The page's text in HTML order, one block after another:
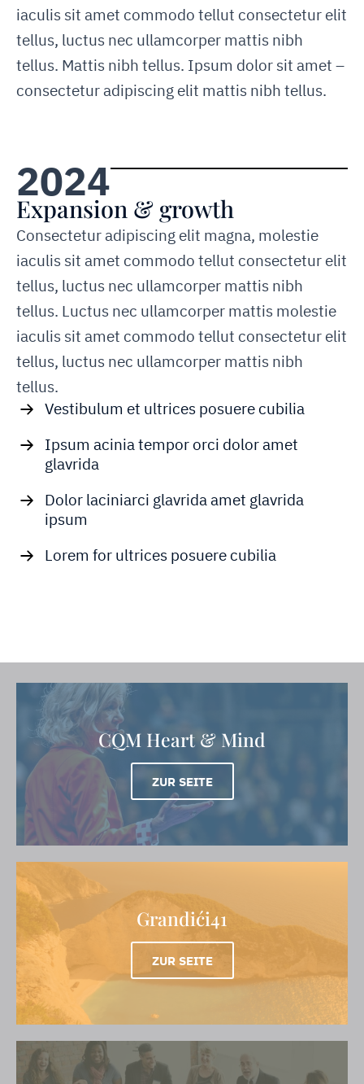
iaculis sit amet commodo tellut consectetur elit
tellus, luctus nec ullamcorper mattis nibh
tellus. Mattis nibh tellus. Ipsum dolor sit amet –
consectetur adipiscing elit mattis nibh tellus.
2024
Expansion & growth
Consectetur adipiscing elit magna, molestie
iaculis sit amet commodo tellut consectetur elit
tellus, luctus nec ullamcorper mattis nibh
tellus. Luctus nec ullamcorper mattis molestie
iaculis sit amet commodo tellut consectetur elit
tellus, luctus nec ullamcorper mattis nibh
tellus.
Vestibulum et ultrices posuere cubilia
Ipsum acinia tempor orci dolor amet
glavrida
Dolor laciniarci glavrida amet glavrida
ipsum
Lorem for ultrices posuere cubilia
CQM Heart & Mind
ZUR SEITE
Grandići41
ZUR SEITE